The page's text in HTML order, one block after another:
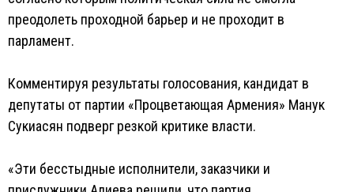
преодолеть проходной барьер и не проходит в
парламент.
Комментируя результаты голосования, кандидат в
депутаты от партии «Процветающая Армения» Манук
Сукиасян подверг резкой критике власти.
«Эти бесстыдные исполнители, заказчики и